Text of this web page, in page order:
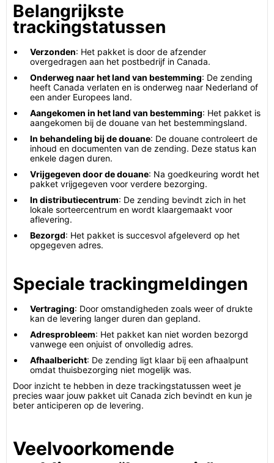
Belangrijkste
trackingstatussen
Verzonden: Het pakket is door de afzender
overgedragen aan het postbedrijf in Canada.
Onderweg naar het land van bestemming: De zending
heeft Canada verlaten en is onderweg naar Nederland of
een ander Europees land.
Aangekomen in het land van bestemming: Het pakket is
aangekomen bij de douane van het bestemmingsland.
In behandeling bij de douane: De douane controleert de
inhoud en documenten van de zending. Deze status kan
enkele dagen duren.
Vrijgegeven door de douane: Na goedkeuring wordt het
pakket vrijgegeven voor verdere bezorging.
In distributiecentrum: De zending bevindt zich in het
lokale sorteercentrum en wordt klaargemaakt voor
aflevering.
Bezorgd: Het pakket is succesvol afgeleverd op het
opgegeven adres.
Speciale trackingmeldingen
Vertraging: Door omstandigheden zoals weer of drukte
kan de levering langer duren dan gepland.
Adresprobleem: Het pakket kan niet worden bezorgd
vanwege een onjuist of onvolledig adres.
Afhaalbericht: De zending ligt klaar bij een afhaalpunt
omdat thuisbezorging niet mogelijk was.
Door inzicht te hebben in deze trackingstatussen weet je
precies waar jouw pakket uit Canada zich bevindt en kun je
beter anticiperen op de levering.
Veelvoorkomende